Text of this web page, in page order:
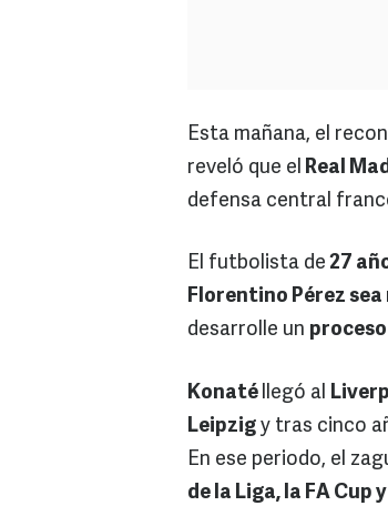
Esta mañana, el
reveló que el Real
defensa central
El futbolista de 27
Florentino Pérez
desarrolle un
Konaté llegó al
Leipzig y tras cinco
En ese periodo, el
de la Liga, la FA Cup